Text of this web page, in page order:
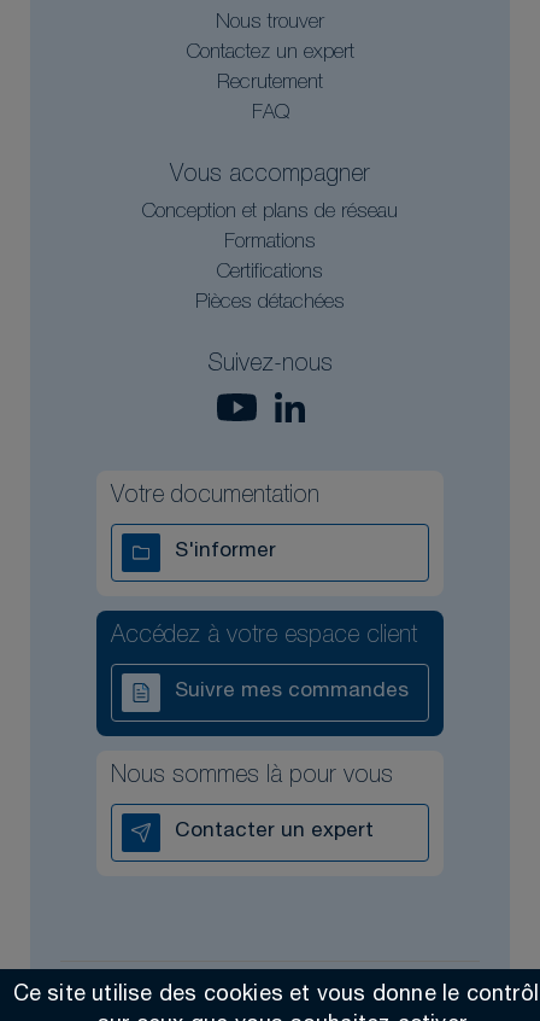
Nous trouver
Contactez un expert
Recrutement
FAQ
Vous accompagner
Conception et plans de réseau
Formations
Certifications
Pièces détachées
Suivez-nous
Votre documentation
S'informer
Accédez à votre espace client
Suivre mes commandes
Nous sommes là pour vous
Contacter un expert
Tous droits réservés @2026 Contact Mentions légales
Ce site utilise des cookies et vous donne le